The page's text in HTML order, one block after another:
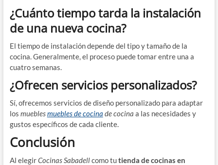
¿Cuánto tiempo tarda la instalación
de una nueva cocina?
El tiempo de instalación depende del tipo y tamaño de la
cocina. Generalmente, el proceso puede tomar entre una a
cuatro semanas.
¿Ofrecen servicios personalizados?
Sí, ofrecemos servicios de diseño personalizado para adaptar
los mueblesmuebles de cocina de cocina a las necesidades y
gustos específicos de cada cliente.
Conclusión
Al elegirCocinas Sabadellcomo tutienda de cocinas en